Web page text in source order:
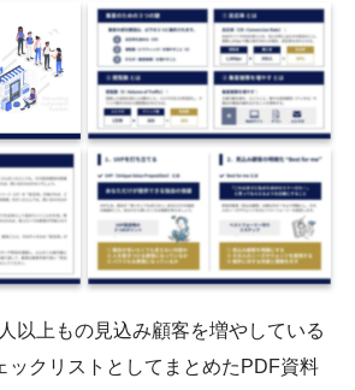
以上もの見込み顧客を増やしている
ックリストとしてまとめたPDF資料